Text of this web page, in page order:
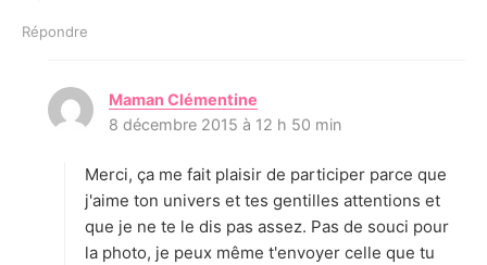
Répondre
Maman Clémentine
i
:
8 décembre 2015 à 12 h 50 min
Merci, ça me fait plaisir de participer parce que
j'aime ton univers et tes gentilles attentions et
que je ne te le dis pas assez. Pas de souci pour
la photo, je peux même t'envoyer celle que tu